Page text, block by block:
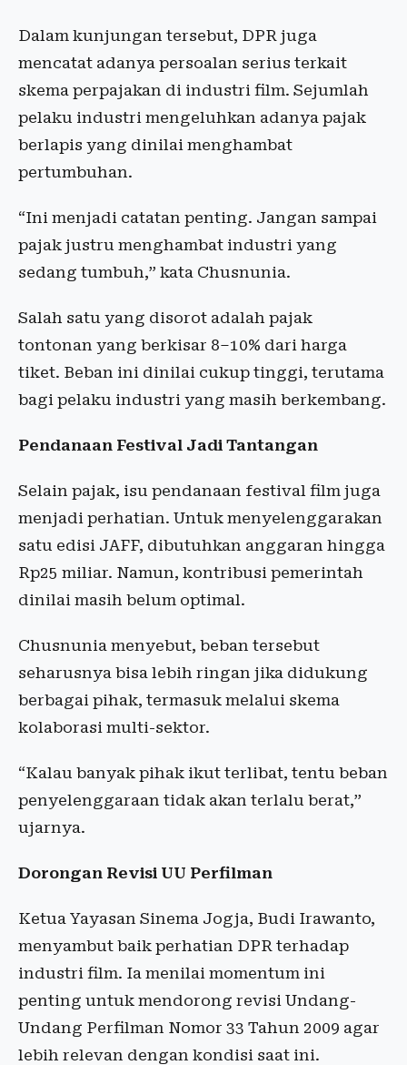
Dalam kunjungan tersebut, DPR juga
mencatat adanya persoalan serius terkait
skema perpajakan di industri film. Sejumlah
pelaku industri mengeluhkan adanya pajak
berlapis yang dinilai menghambat
pertumbuhan.
“Ini menjadi catatan penting. Jangan sampai
pajak justru menghambat industri yang
sedang tumbuh,” kata Chusnunia.
Salah satu yang disorot adalah pajak
tontonan yang berkisar 8–10% dari harga
tiket. Beban ini dinilai cukup tinggi, terutama
bagi pelaku industri yang masih berkembang.
Pendanaan Festival Jadi Tantangan
Selain pajak, isu pendanaan festival film juga
menjadi perhatian. Untuk menyelenggarakan
satu edisi JAFF, dibutuhkan anggaran hingga
Rp25 miliar. Namun, kontribusi pemerintah
dinilai masih belum optimal.
Chusnunia menyebut, beban tersebut
seharusnya bisa lebih ringan jika didukung
berbagai pihak, termasuk melalui skema
kolaborasi multi-sektor.
“Kalau banyak pihak ikut terlibat, tentu beban
penyelenggaraan tidak akan terlalu berat,”
ujarnya.
Dorongan Revisi UU Perfilman
Ketua Yayasan Sinema Jogja, Budi Irawanto,
menyambut baik perhatian DPR terhadap
industri film. Ia menilai momentum ini
penting untuk mendorong revisi Undang-
Undang Perfilman Nomor 33 Tahun 2009 agar
lebih relevan dengan kondisi saat ini.